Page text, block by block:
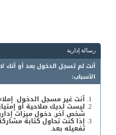
رسالة إدارية
أنت لم تسجل الدخول بعد أو أنك
الأسباب:
أنت غير مسجل الدخول.
ليست لديك صلاحية أو
شخص آخر, دخول ميزات
إذا كنت تحاول كتابة
تفعيله بعد.